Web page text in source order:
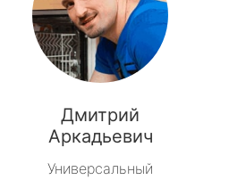
Дмитрий
Аркадьевич
Универсальный